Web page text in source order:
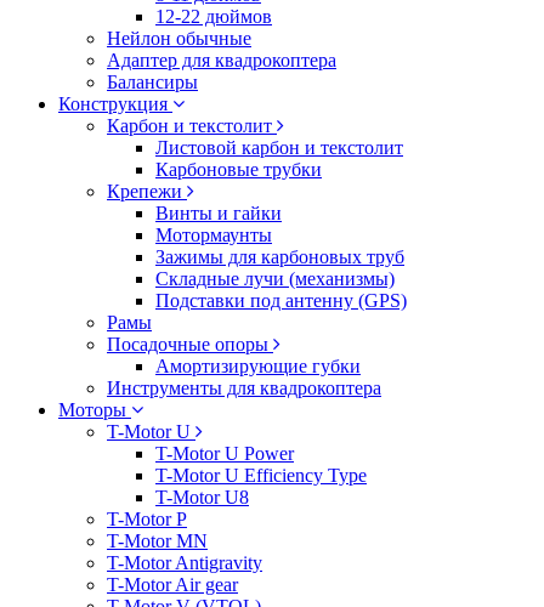
12-22 дюймов
Нейлон обычные
Адаптер для квадрокоптера
Балансиры
Конструкция
Карбон и текстолит
Листовой карбон и текстолит
Карбоновые трубки
Крепежи
Винты и гайки
Мотормаунты
Зажимы для карбоновых труб
Складные лучи (механизмы)
Подставки под антенну (GPS)
Рамы
Посадочные опоры
Амортизирующие губки
Инструменты для квадрокоптера
Моторы
T-Motor U
T-Motor U Power
T-Motor U Efficiency Type
T-Motor U8
T-Motor P
T-Motor MN
T-Motor Antigravity
T-Motor Air gear